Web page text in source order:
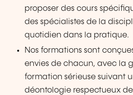
proposer des cours
des spécialistes de la
quotidien dans la pratique.
Nos formations sont
envies de chacun, avec la
formation sérieuse suivant
déontologie respectueux